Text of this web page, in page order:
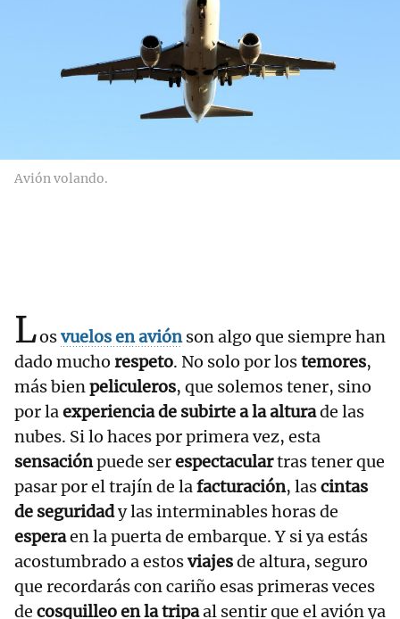
Avión volando.
Losvuelos en avión son algo que siempre han
dado mucho respeto. No solo por lostemores,
más bienpeliculeros, que solemos tener, sino
por laexperiencia de subirte a la alturade las
nubes. Si lo haces por primera vez, esta
sensaciónpuede serespectaculartras tener que
pasar por el trajín de lafacturación, lascintas
de seguridady las interminables horas de
esperaen la puerta de embarque. Y si ya estás
acostumbrado a estosviajesde altura, seguro
que recordarás con cariño esas primeras veces
de cosquilleo en la tripaal sentir que el avión ya